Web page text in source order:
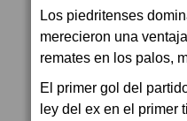
Los piedritenses
merecieron una
remates en los palos,
El primer gol del
ley del ex en el primer